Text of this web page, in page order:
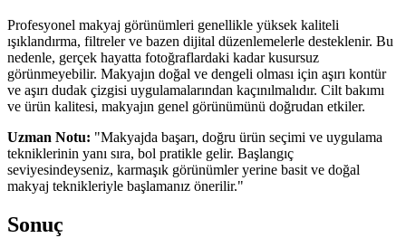
Profesyonel makyaj görünümleri genellikle yüksek kaliteli
ışıklandırma, filtreler ve bazen dijital düzenlemelerle desteklenir. Bu
nedenle, gerçek hayatta fotoğraflardaki kadar kusursuz
görünmeyebilir. Makyajın doğal ve dengeli olması için aşırı kontür
ve aşırı dudak çizgisi uygulamalarından kaçınılmalıdır. Cilt bakımı
ve ürün kalitesi, makyajın genel görünümünü doğrudan etkiler.
Uzman Notu: "Makyajda başarı, doğru ürün seçimi ve uygulama
tekniklerinin yanı sıra, bol pratikle gelir. Başlangıç
seviyesindeyseniz, karmaşık görünümler yerine basit ve doğal
makyaj teknikleriyle başlamanız önerilir."
Sonuç